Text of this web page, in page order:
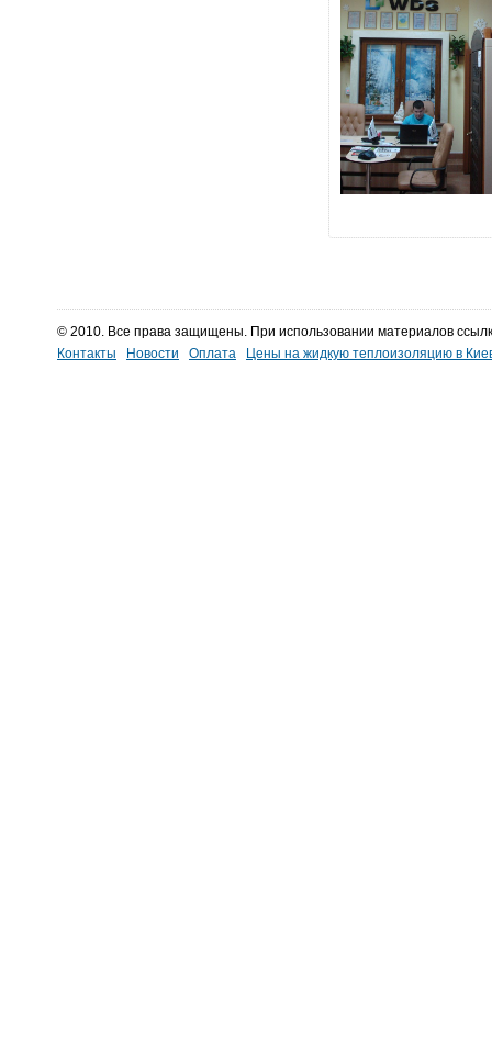
© 2010. Все права защищены. При использовании материалов
Контакты
Новости Оплата Цены на жидкую теплоизоляцию в